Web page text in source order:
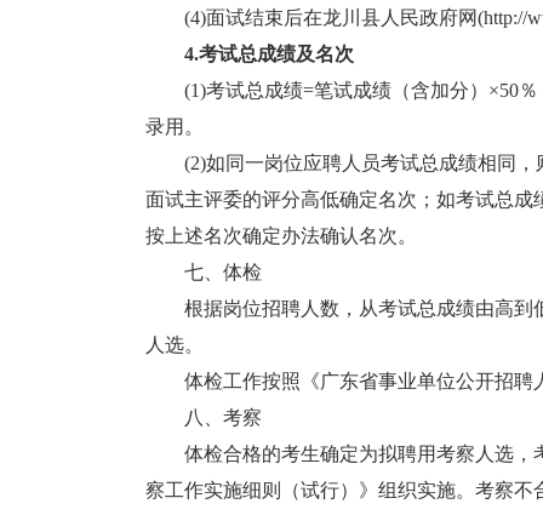
(4)面试结束后在龙川县人民政府网(http://
4.考试总成绩及名次
(1)考试总成绩=笔试成绩（含加分）×50％
录用。
(2)如同一岗位应聘人员考试总成绩相同，
面试主评委的评分高低确定名次；如考试总
按上述名次确定办法确认名次。
七、体检
根据岗位招聘人数，从考试总成绩由高到
人选。
体检工作按照《广东省事业单位公开招聘
八、考察
体检合格的考生确定为拟聘用考察人选，
察工作实施细则（试行）》组织实施。考察不